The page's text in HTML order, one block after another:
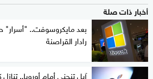
أخبار ذات صلة
بعد مايكروسوفت.. "أسرار"
رادار القراصنة
آبل تنحني أمام أوروبا..